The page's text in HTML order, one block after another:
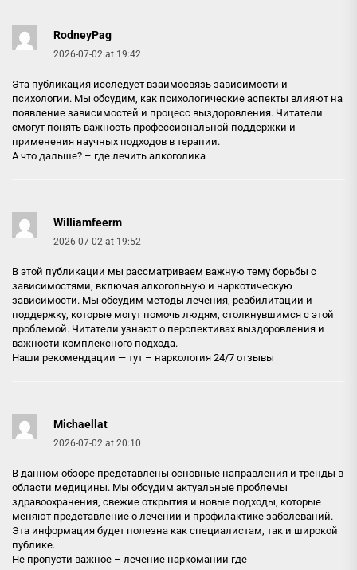
RodneyPag
2026-07-02 at 19:42
Эта публикация исследует взаимосвязь зависимости и
психологии. Мы обсудим, как психологические аспекты влияют на
появление зависимостей и процесс выздоровления. Читатели
смогут понять важность профессиональной поддержки и
применения научных подходов в терапии.
А что дальше? – где лечить алкоголика
Williamfeerm
2026-07-02 at 19:52
В этой публикации мы рассматриваем важную тему борьбы с
зависимостями, включая алкогольную и наркотическую
зависимости. Мы обсудим методы лечения, реабилитации и
поддержку, которые могут помочь людям, столкнувшимся с этой
проблемой. Читатели узнают о перспективах выздоровления и
важности комплексного подхода.
Наши рекомендации — тут – наркология 24/7 отзывы
Michaellat
2026-07-02 at 20:10
В данном обзоре представлены основные направления и тренды в
области медицины. Мы обсудим актуальные проблемы
здравоохранения, свежие открытия и новые подходы, которые
меняют представление о лечении и профилактике заболеваний.
Эта информация будет полезна как специалистам, так и широкой
публике.
Не пропусти важное – лечение наркомании где